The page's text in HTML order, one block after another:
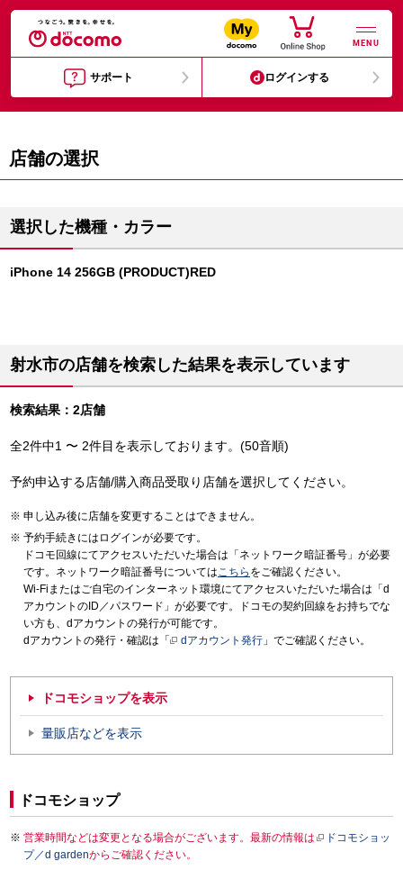
MENU
サポート ログインする
店舗の選択
選択した機種・カラー
iPhone 14 256GB (PRODUCT)RED
射水市の店舗を検索した結果を表示しています
検索結果：2店舗
全2件中1 〜 2件目を表示しております。(50音順)
予約申込する店舗/購入商品受取り店舗を選択してください。
申し込み後に店舗を変更することはできません。
予約手続きにはログインが必要です。
ドコモ回線にてアクセスいただいた場合は「ネットワーク暗証番号」が必要
です。ネットワーク暗証番号についてはこちら をご確認ください。
Wi-Fiまたはご自宅のインターネット環境にてアクセスいただいた場合は「d
アカウントのID／パスワード」が必要です。ドコモの契約回線をお持ちでな
い方も、dアカウントの発行が可能です。
dアカウントの発行・確認は「
dアカウント発行 」でご確認ください。
ドコモショップを表示
量販店などを表示
ドコモショップ
営業時間などは変更となる場合がございます。最新の情報は
ドコモショッ
プ／d gardenからご確認ください。